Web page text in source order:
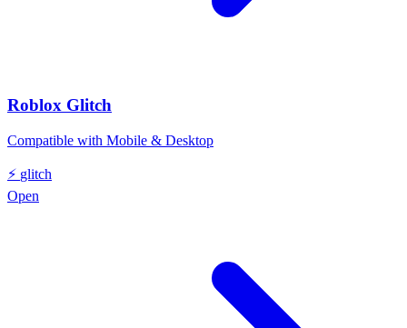
Roblox Glitch
Compatible with Mobile & Desktop
⚡ glitch
Open